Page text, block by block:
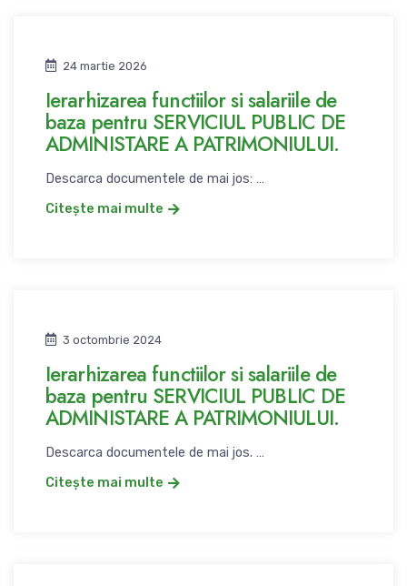
24 martie 2026
Ierarhizarea functiilor si salariile de
baza pentru SERVICIUL PUBLIC DE
ADMINISTARE A PATRIMONIULUI.
Descarca documentele de mai jos: …
Citește mai multe
3 octombrie 2024
Ierarhizarea functiilor si salariile de
baza pentru SERVICIUL PUBLIC DE
ADMINISTARE A PATRIMONIULUI.
Descarca documentele de mai jos. …
Citește mai multe